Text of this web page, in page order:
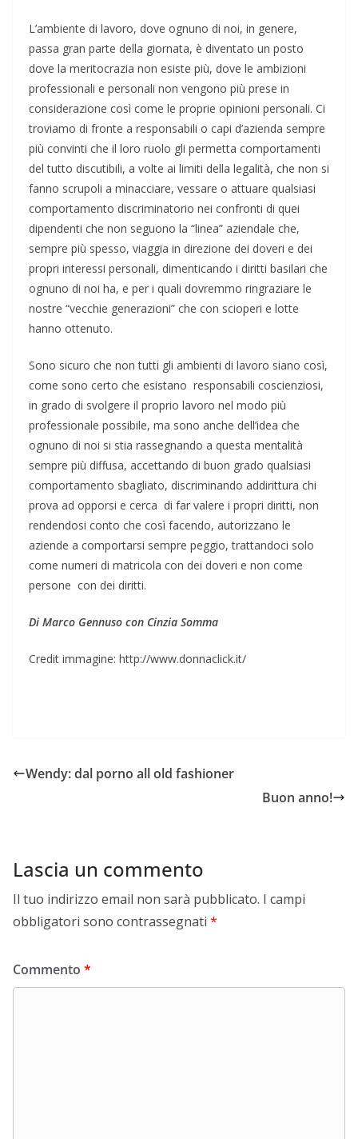
L’ambiente di lavoro, dove ognuno di noi, in genere,
passa gran parte della giornata, è diventato un posto
dove la meritocrazia non esiste più, dove le ambizioni
professionali e personali non vengono più prese in
considerazione così come le proprie opinioni personali. Ci
troviamo di fronte a responsabili o capi d’azienda sempre
più convinti che il loro ruolo gli permetta comportamenti
del tutto discutibili, a volte ai limiti della legalità, che non si
fanno scrupoli a minacciare, vessare o attuare qualsiasi
comportamento discriminatorio nei confronti di quei
dipendenti che non seguono la “linea” aziendale che,
sempre più spesso, viaggia in direzione dei doveri e dei
propri interessi personali, dimenticando i diritti basilari che
ognuno di noi ha, e per i quali dovremmo ringraziare le
nostre “vecchie generazioni” che con scioperi e lotte
hanno ottenuto.
Sono sicuro che non tutti gli ambienti di lavoro siano così,
come sono certo che esistano responsabili coscienziosi,
in grado di svolgere il proprio lavoro nel modo più
professionale possibile, ma sono anche dell’idea che
ognuno di noi si stia rassegnando a questa mentalità
sempre più diffusa, accettando di buon grado qualsiasi
comportamento sbagliato, discriminando addirittura chi
prova ad opporsi e cerca di far valere i propri diritti, non
rendendosi conto che così facendo, autorizzano le
aziende a comportarsi sempre peggio, trattandoci solo
come numeri di matricola con dei doveri e non come
persone con dei diritti.
Di Marco Gennuso con Cinzia Somma
Credit immagine: http://www.donnaclick.it/
Wendy: dal porno all old fashioner
Buon anno!
Lascia un commento
Il tuo indirizzo email non sarà pubblicato. I campi
obbligatori sono contrassegnati *
Commento *